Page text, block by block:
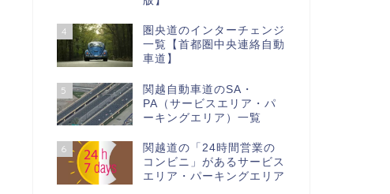
4
圏央道のインターチェンジ
一覧【首都圏中央連絡自動
車道】
5
関越自動車道のSA・
PA（サービスエリア・パ
ーキングエリア）一覧
6
関越道の「24時間営業の
コンビニ」があるサービス
エリア・パーキングエリア